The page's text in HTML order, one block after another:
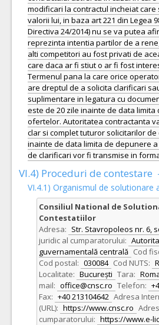
modificari la contractul incheiat care
valorii lui, in baza art 221 din Legea
Directiva 24/2014) nu se va putea
reprezinta intentia partilor de a
alti competitori au fost privati de
care daca ar fi stiut o ar fi fost
Termenul pana la care orice
are dreptul de a solicita clarificari
suplimentare in legatura cu
este de 20 zile inainte de data limita
ofertelor. Autoritatea contractanta
clar si complet tuturor solicitarilor de
inainte de data limita de depunere
de clarificari vor fi transmise in
VI.4) Proceduri de contestare
VI.4.1) Organismul de solutionare
Consiliul National de
Contestatiilor
Adresa: Str. Stavropoleos nr. 6,
juridic al cumparatorului:
guvernamentală centrală Cod
Cod postal: 030084 Cod NUTS:
Localitate: București Tara:
mail: office@cnsc.ro Telefon:
Fax: +40 213104642 Adresa
(URL): https://www.cnsc.ro
cumparatorului: https://www.e-